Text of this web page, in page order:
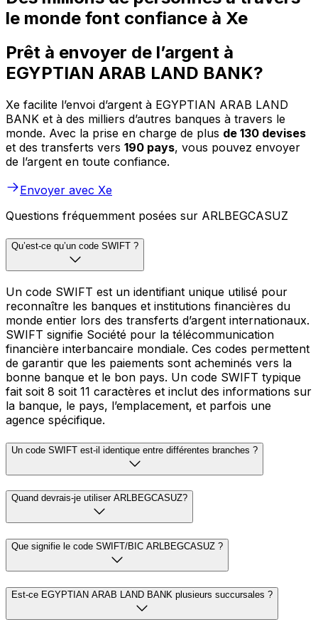
le monde font confiance à Xe
Prêt à envoyer de l’argent à
EGYPTIAN ARAB LAND BANK?
Xe facilite l’envoi d’argent à EGYPTIAN ARAB LAND
BANK et à des milliers d’autres banques à travers le
monde. Avec la prise en charge de plus de 130 devises
et des transferts vers 190 pays, vous pouvez envoyer
de l’argent en toute confiance.
Envoyer avec Xe
Questions fréquemment posées sur ARLBEGCASUZ
Qu’est-ce qu’un code SWIFT ?
Un code SWIFT est un identifiant unique utilisé pour
reconnaître les banques et institutions financières du
monde entier lors des transferts d’argent internationaux.
SWIFT signifie Société pour la télécommunication
financière interbancaire mondiale. Ces codes permettent
de garantir que les paiements sont acheminés vers la
bonne banque et le bon pays. Un code SWIFT typique
fait soit 8 soit 11 caractères et inclut des informations sur
la banque, le pays, l’emplacement, et parfois une
agence spécifique.
Un code SWIFT est-il identique entre différentes branches ?
Quand devrais-je utiliser ARLBEGCASUZ?
Que signifie le code SWIFT/BIC ARLBEGCASUZ ?
Est-ce EGYPTIAN ARAB LAND BANK plusieurs succursales ?